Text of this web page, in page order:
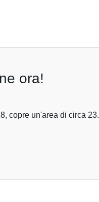
ora!
copre un'area di circa